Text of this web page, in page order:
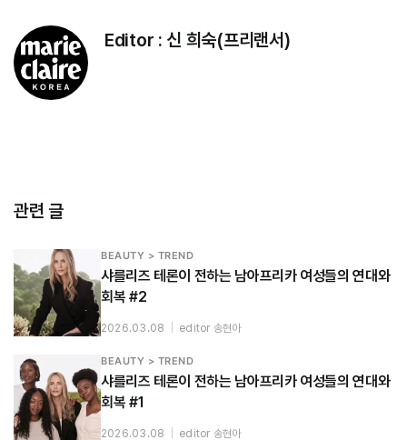
Editor : 신 희숙(프리랜서)
관련 글
BEAUTY > TREND
샤를리즈 테론이 전하는 남아프리카 여성들의 연대와
회복 #2
2026.03.08 editor 송현아
BEAUTY > TREND
샤를리즈 테론이 전하는 남아프리카 여성들의 연대와
회복 #1
2026.03.08 editor 송현아